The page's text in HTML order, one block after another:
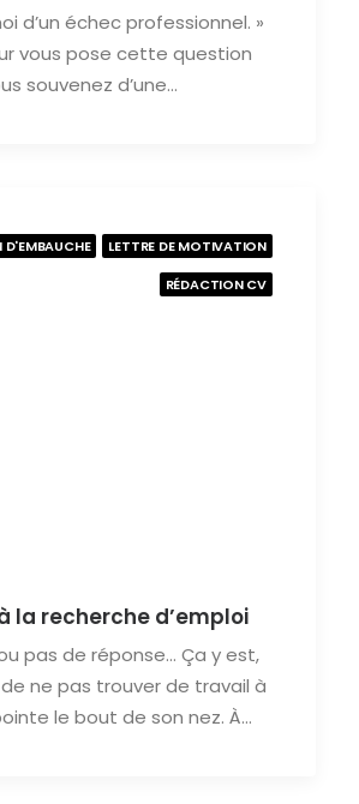
d’un échec professionnel. »
vous pose cette question
souvenez d’une…
D'EMBAUCHE
LETTRE DE MOTIVATION
RÉDACTION CV
la recherche d’emploi
pas de réponse… Ça y est,
de ne pas trouver de travail à
le bout de son nez. À…